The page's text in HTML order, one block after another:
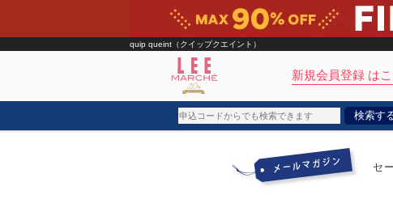
quip queint（クイップクエイント）
新規会員登録 はこ
検索す
セ